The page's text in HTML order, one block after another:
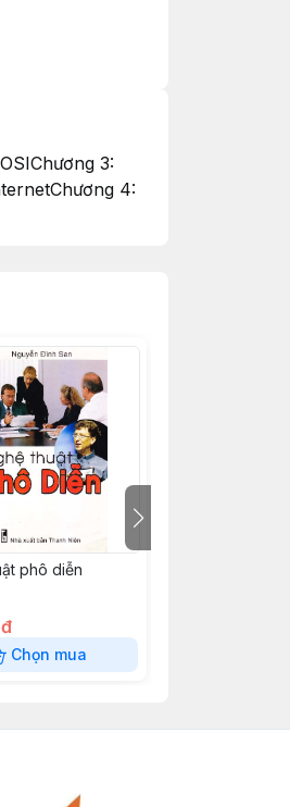
3:
4:
phô diễn
Chọn mua